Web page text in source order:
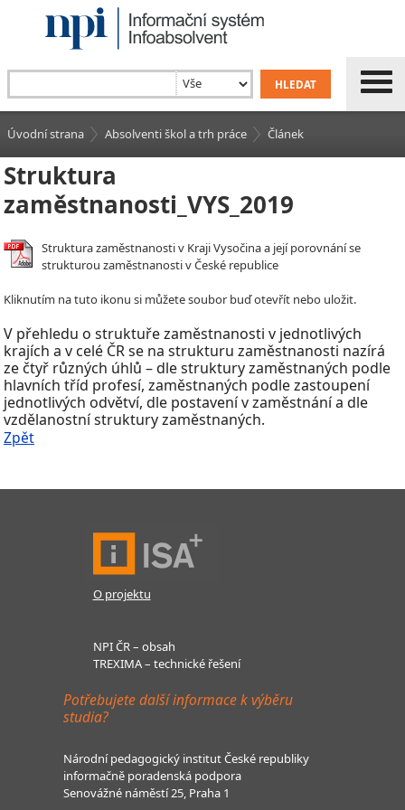
Úvodní strana Absolventi škol a trh práce Článek
Struktura
zaměstnanosti_VYS_2019
Struktura zaměstnanosti v Kraji Vysočina a její porovnání se
strukturou zaměstnanosti v České republice
Kliknutím na tuto ikonu si můžete soubor buď otevřít nebo uložit.
V přehledu o struktuře zaměstnanosti v jednotlivých
krajích a v celé ČR se na strukturu zaměstnanosti nazírá
ze čtyř různých úhlů – dle struktury zaměstnaných podle
hlavních tříd profesí, zaměstnaných podle zastoupení
jednotlivých odvětví, dle postavení vzaměstnání a dle
vzdělanostní struktury zaměstnaných.
Zpět
O projektu
NPI ČR – obsah
TREXIMA – technické řešení
Potřebujete další informace k výběru
studia?
Národní pedagogický institut České republiky
informačně poradenská podpora
Senovážné náměstí 25, Praha 1